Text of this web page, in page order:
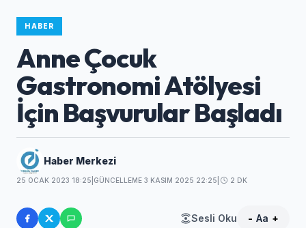
HABER
Anne Çocuk
Gastronomi Atölyesi
İçin Başvurular Başladı
Haber Merkezi
25 OCAK 2023 18:25 GÜNCELLEME 3 KASIM 2025 22:25 2 DK
Sesli Oku - Aa +